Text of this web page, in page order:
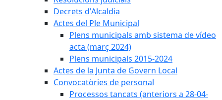
Decrets d'Alcaldia
Actes del Ple Municipal
Plens municipals amb sistema de vídeo
acta (març 2024)
Plens municipals 2015-2024
Actes de la Junta de Govern Local
Convocatòries de personal
Processos tancats (anteriors a 28-04-